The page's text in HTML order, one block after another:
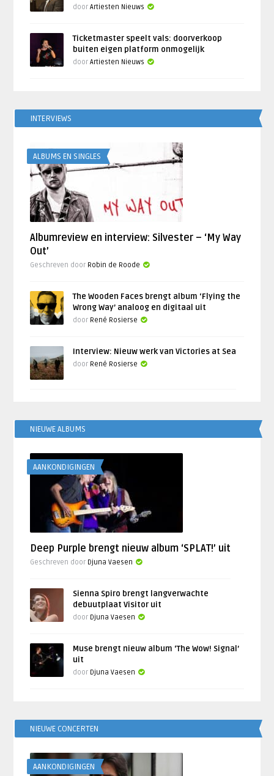
doorArtiesten Nieuws
Ticketmaster speelt vals: doorverkoop
buiten eigen platform onmogelijk
doorArtiesten Nieuws
INTERVIEWS
ALBUMS EN SINGLES
Albumreview en interview: Silvester – ‘My Way
Out’
Geschreven door Robin de Roode
The Wooden Faces brengt album ‘Flying the
Wrong Way’ analoog en digitaal uit
door René Rosierse
Interview: Nieuw werk van Victories at Sea
door René Rosierse
NIEUWE ALBUMS
AANKONDIGINGEN
Deep Purple brengt nieuw album ‘SPLAT!’ uit
Geschreven door Djuna Vaesen
Sienna Spiro brengt langverwachte
debuutplaat Visitor uit
door Djuna Vaesen
Muse brengt nieuw album ‘The Wow! Signal’
uit
door Djuna Vaesen
NIEUWE CONCERTEN
AANKONDIGINGEN